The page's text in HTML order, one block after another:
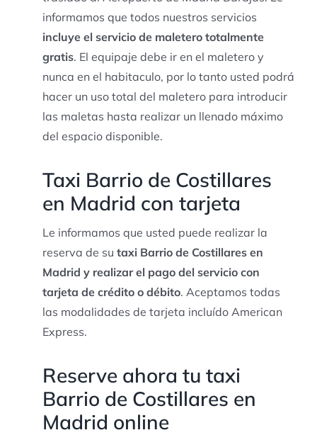
informamos que todos nuestros servicios
incluye el servicio de maletero totalmente
gratis. El equipaje debe ir en el maletero y
nunca en el habitaculo, por lo tanto usted podrá
hacer un uso total del maletero para introducir
las maletas hasta realizar un llenado máximo
del espacio disponible.
Taxi Barrio de Costillares
en Madrid con tarjeta
Le informamos que usted puede realizar la
reserva de su taxi Barrio de Costillares en
Madrid y realizar el pago del servicio con
tarjeta de crédito o débito. Aceptamos todas
las modalidades de tarjeta incluído American
Express.
Reserve ahora tu taxi
Barrio de Costillares en
Madrid online